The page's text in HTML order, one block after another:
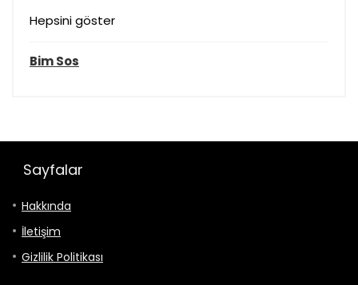
Hepsini göster
Bim Sos
Sayfalar
Hakkında
İletişim
Gizlilik Politikası